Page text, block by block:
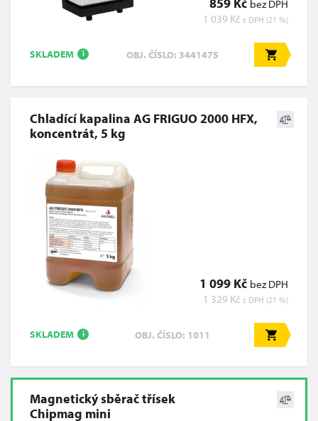
bez DPH
1 039 Kč s DPH (21 %)
SKLADEM i OBJ. ČÍSLO: 3441475
Chladící kapalina AG FRIGUO 2000 HFX,
koncentrát, 5 kg
1 099 Kč bez DPH
1 329 Kč s DPH (21 %)
SKLADEM i OBJ. ČÍSLO: 1011
Magnetický sběrač třísek
Chipmag mini